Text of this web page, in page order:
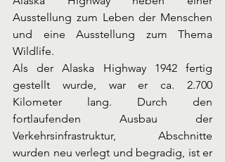
Ausstellung zum Leben der Menschen
und eine Ausstellung zum Thema
Wildlife.
Als der Alaska Highway 1942 fertig
gestellt wurde, war er ca. 2.700
Kilometer lang. Durch den
fortlaufenden Ausbau der
Verkehrsinfrastruktur, Abschnitte
wurden neu verlegt und begradig, ist er